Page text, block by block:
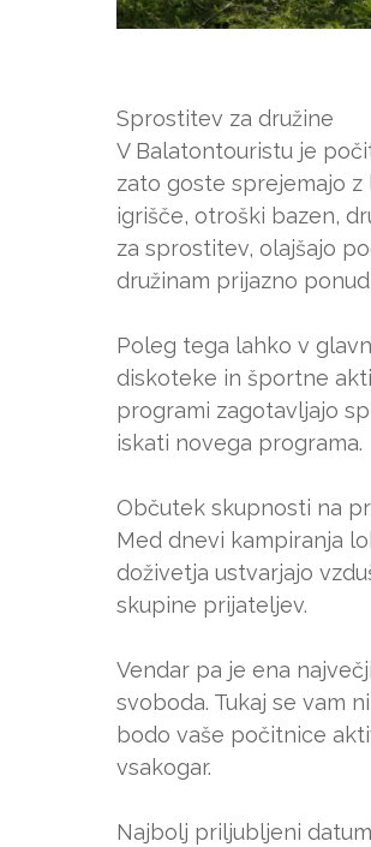
Sprostitev za družine
V Balatontouristu je
zato goste sprejemajo
igrišče, otroški bazen,
za sprostitev, olajšajo
družinam prijazno
Poleg tega lahko v
diskoteke in športne
programi zagotavljajo
iskati novega programa.
Občutek skupnosti na
Med dnevi kampiranja
doživetja ustvarjajo
skupine prijateljev.
Vendar pa je ena
svoboda. Tukaj se vam
bodo vaše počitnice
vsakogar.
Najbolj priljubljeni